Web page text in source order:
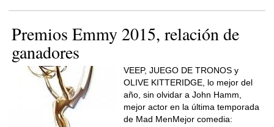
Premios Emmy 2015, relación de
ganadores
VEEP, JUEGO DE TRONOS y
OLIVE KITTERIDGE, lo mejor del
año, sin olvidar a John Hamm,
mejor actor en la última temporada
de Mad MenMejor comedia: